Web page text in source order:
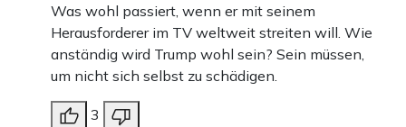
Was wohl passiert, wenn er mit seinem
Herausforderer im TV weltweit streiten will. Wie
anständig wird Trump wohl sein? Sein müssen,
um nicht sich selbst zu schädigen.
3